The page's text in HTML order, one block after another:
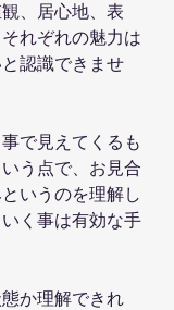
、居心地、表
れぞれの魅力は
認識できませ
で見えてくるも
う点で、お見合
いうのを理解し
く事は有効な手
か理解できれ